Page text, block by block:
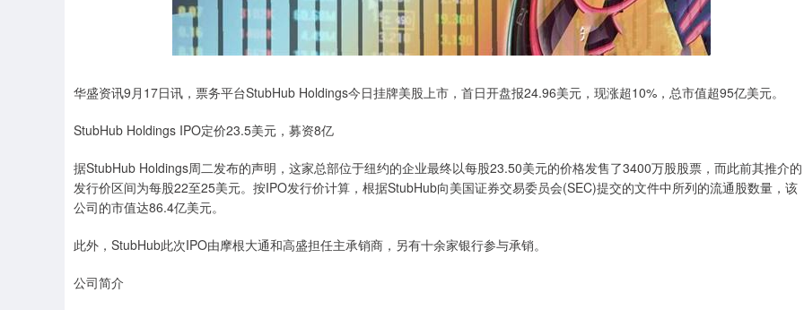
华盛资讯9月17日讯，票务平台StubHub Holdings今日挂牌美股上市，首日开盘报24.96美元，现涨超10%，总市值超95亿美元。
StubHub Holdings IPO定价23.5美元，募资8亿
据StubHub Holdings周二发布的声明，这家总部位于纽约的企业最终以每股23.50美元的价格发售了3400万股股票，而此前其推介的
发行价区间为每股22至25美元。按IPO发行价计算，根据StubHub向美国证券交易委员会(SEC)提交的文件中所列的流通股数量，该
公司的市值达86.4亿美元。
此外，StubHub此次IPO由摩根大通和高盛担任主承销商，另有十余家银行参与承销。
公司简介